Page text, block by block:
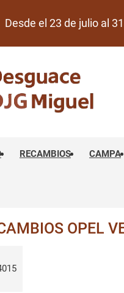
Desde el 23 de julio al
RECAMBIOS CAMPA
OPEL